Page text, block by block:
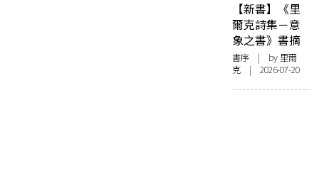
【新書】《里
爾克詩集－意
象之書》書摘
書序 | by 里爾
克 | 2026-07-20